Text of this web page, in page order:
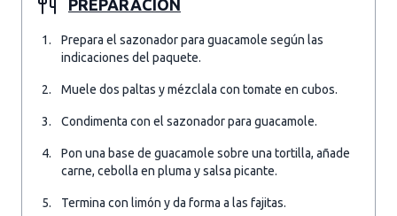
PREPARACIÓN
Prepara el sazonador para guacamole según las
indicaciones del paquete.
Muele dos paltas y mézclala con tomate en cubos.
Condimenta con el sazonador para guacamole.
Pon una base de guacamole sobre una tortilla, añade
carne, cebolla en pluma y salsa picante.
Termina con limón y da forma a las fajitas.